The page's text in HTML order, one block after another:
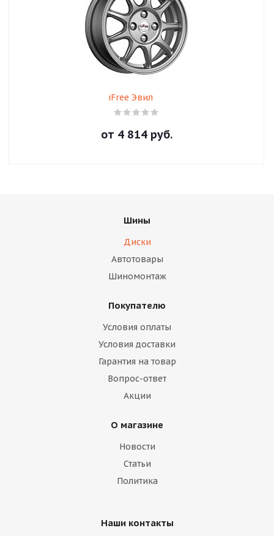
iFree Эвил
от 4 814руб.
Шины
Диски
Автотовары
Шиномонтаж
Покупателю
Условия оплаты
Условия доставки
Гарантия на товар
Вопрос-ответ
Акции
О магазине
Новости
Статьи
Политика
Наши контакты